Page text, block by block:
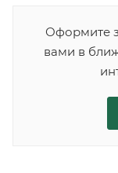
Оформите
вами в